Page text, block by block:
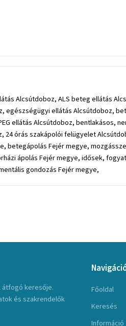
Alcsútdoboz, ALS beteg ellátás
egészségügyi ellátás Alcsútdoboz,
ellátás Alcsútdoboz, bentlakásos,
24 órás szakápolói felügyelet
betegápolás Fejér megye,
ápolás Fejér megye, idősek,
gondozás Fejér megye,
átfogó keresője.
és szakrendelők
Főoldal
Keresés
Információ